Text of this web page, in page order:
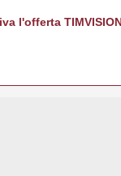
l'offerta